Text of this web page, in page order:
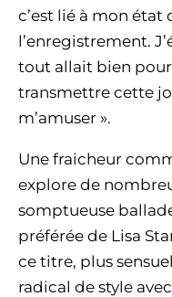
c’est lié à mon état
l’enregistrement.
tout allait bien pour
transmettre cette
m’amuser ».
Une fraicheur
explore de
somptueuse
préférée de Lisa
ce titre, plus
radical de style